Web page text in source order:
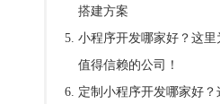
搭建方案
小程序开发哪家好？这里
值得信赖的公司！
定制小程序开发哪家好？